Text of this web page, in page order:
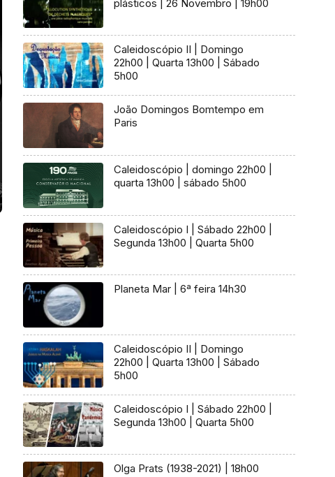
plásticos | 26 Novembro | 19h00
Caleidoscópio II | Domingo
22h00 | Quarta 13h00 | Sábado
5h00
João Domingos Bomtempo em
Paris
Caleidoscópio | domingo 22h00 |
quarta 13h00 | sábado 5h00
Caleidoscópio I | Sábado 22h00 |
Segunda 13h00 | Quarta 5h00
Planeta Mar | 6ª feira 14h30
Caleidoscópio II | Domingo
22h00 | Quarta 13h00 | Sábado
5h00
Caleidoscópio I | Sábado 22h00 |
Segunda 13h00 | Quarta 5h00
Olga Prats (1938-2021) | 18h00